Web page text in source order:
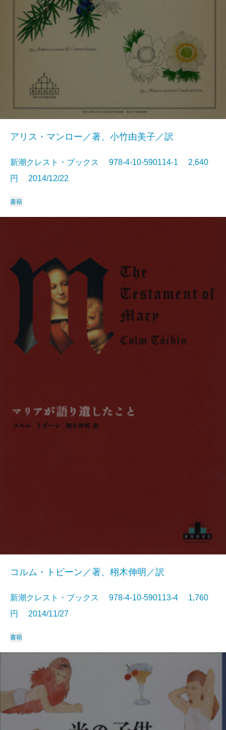
アリス・マンロー／著、小竹由美子／訳
新潮クレスト・ブックス 978-4-10-590114-1 2,640
円 2014/12/22
書籍
コルム・トビーン／著、栩木伸明／訳
新潮クレスト・ブックス 978-4-10-590113-4 1,760
円 2014/11/27
書籍